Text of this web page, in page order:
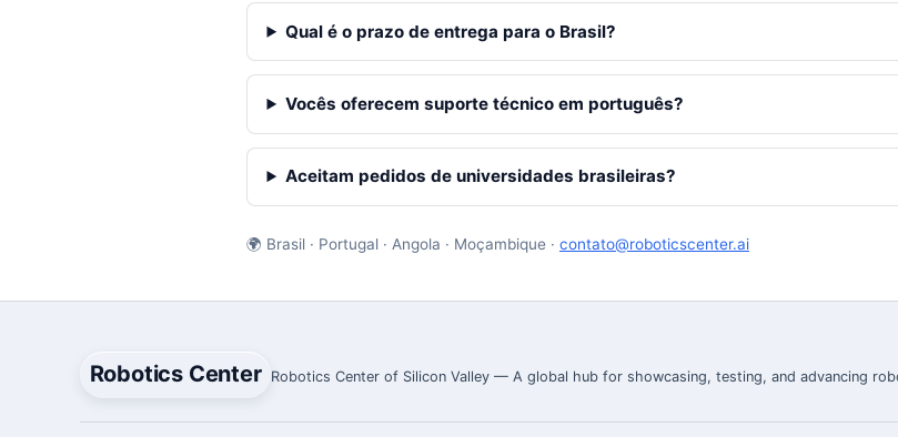
Qual é o prazo de entrega para o Brasil?
Vocês oferecem suporte técnico em português?
Aceitam pedidos de universidades brasileiras?
🌍 Brasil · Portugal · Angola · Moçambique · contato@roboticscenter.ai
Robotics Center Robotics Center of Silicon Valley — A global hub for showcasing, testing, and advancing